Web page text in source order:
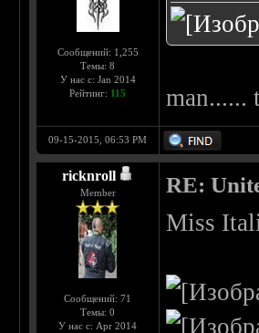
Сообщений: 1,255
Темы: 8
У нас с: Jan 2014
Рейтинг: 115 man......
09-15-2015, 06:53 PM
ricknroll
Member
Сообщений: 71
Темы: 0
У нас с: Apr 2014
RE:
Miss